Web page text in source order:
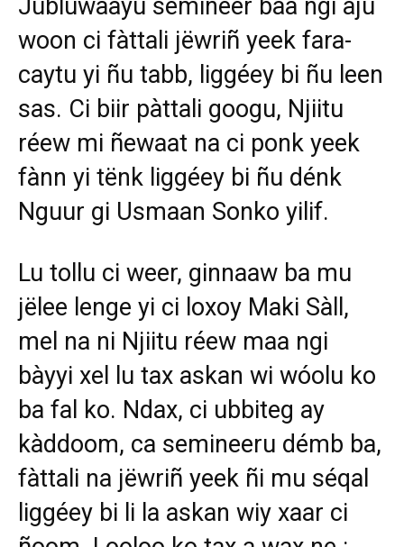
Jubluwaayu semineer baa ngi aju
woon ci fàttali jëwriñ yeek fara-
caytu yi ñu tabb, liggéey bi ñu leen
sas. Ci biir pàttali googu, Njiitu
réew mi ñewaat na ci ponk yeek
fànn yi tënk liggéey bi ñu dénk
Nguur gi Usmaan Sonko yilif.
Lu tollu ci weer, ginnaaw ba mu
jëlee lenge yi ci loxoy Maki Sàll,
mel na ni Njiitu réew maa ngi
bàyyi xel lu tax askan wi wóolu ko
ba fal ko. Ndax, ci ubbiteg ay
kàddoom, ca semineeru démb ba,
fàttali na jëwriñ yeek ñi mu séqal
liggéey bi li la askan wiy xaar ci